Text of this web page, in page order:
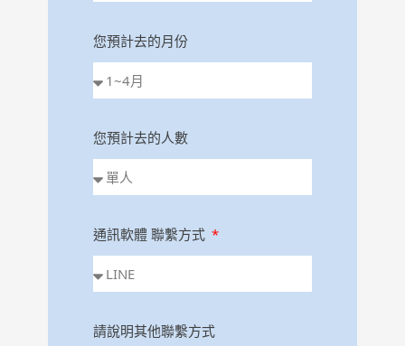
您預計去的月份
您預計去的人數
通訊軟體 聯繫方式
請說明其他聯繫方式